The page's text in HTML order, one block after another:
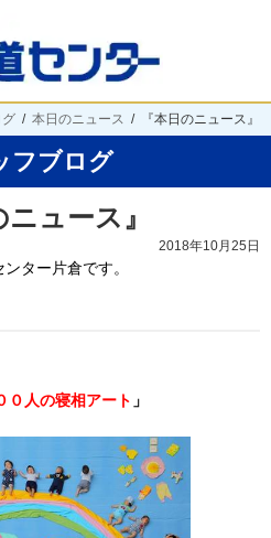
グ 本日のニュース 『本日のニュース』
フブログ
ニュース』
2018年10月25日
ター片倉です。
０人の寝相アート 」